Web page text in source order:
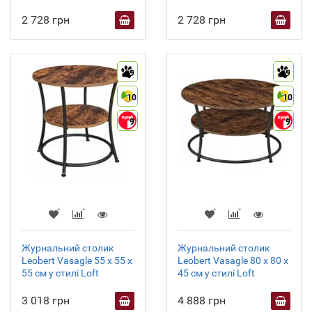
2 728 грн 2 728 грн
9
10
9
Журнальний столик
Leobert Vasagle 55 x 55 x
55 см у стилі Loft
3 018 грн
9
10
9
Журнальний столик
Leobert Vasagle 80 x 80 x
45 см у стилі Loft
4 888 грн